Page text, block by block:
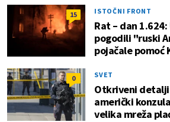
15 ISTOČNI FRONT
Rat – dan
pogodili "ruski
pojačale pomoć
0 SVET
Otkriveni detalji
američki
velika mreža